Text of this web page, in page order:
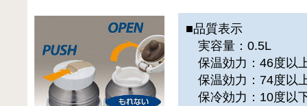
■品質表示
実容量：0.5L
保温効力：46度以
保温効力：74度以
保冷効力：10度以